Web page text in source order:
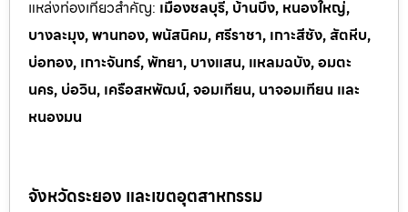
แหล่งท่องเที่ยวสำคัญ: เมืองชลบุรี, บ้านบึง, หนองใหญ่,
บางละมุง, พานทอง, พนัสนิคม, ศรีราชา, เกาะสีชัง, สัตหีบ,
บ่อทอง, เกาะจันทร์, พัทยา, บางแสน, แหลมฉบัง, อมตะ
นคร, บ่อวิน, เครือสหพัฒน์, จอมเทียน, นาจอมเทียน และ
หนองมน
จังหวัดระยอง และเขตอุตสาหกรรม